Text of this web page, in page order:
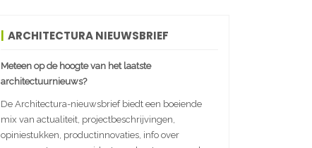
ARCHITECTURA NIEUWSBRIEF
Meteen op de hoogte van het laatste
architectuurnieuws?
De Architectura-nieuwsbrief biedt een boeiende
mix van actualiteit, projectbeschrijvingen,
opiniestukken, productinnovaties, info over